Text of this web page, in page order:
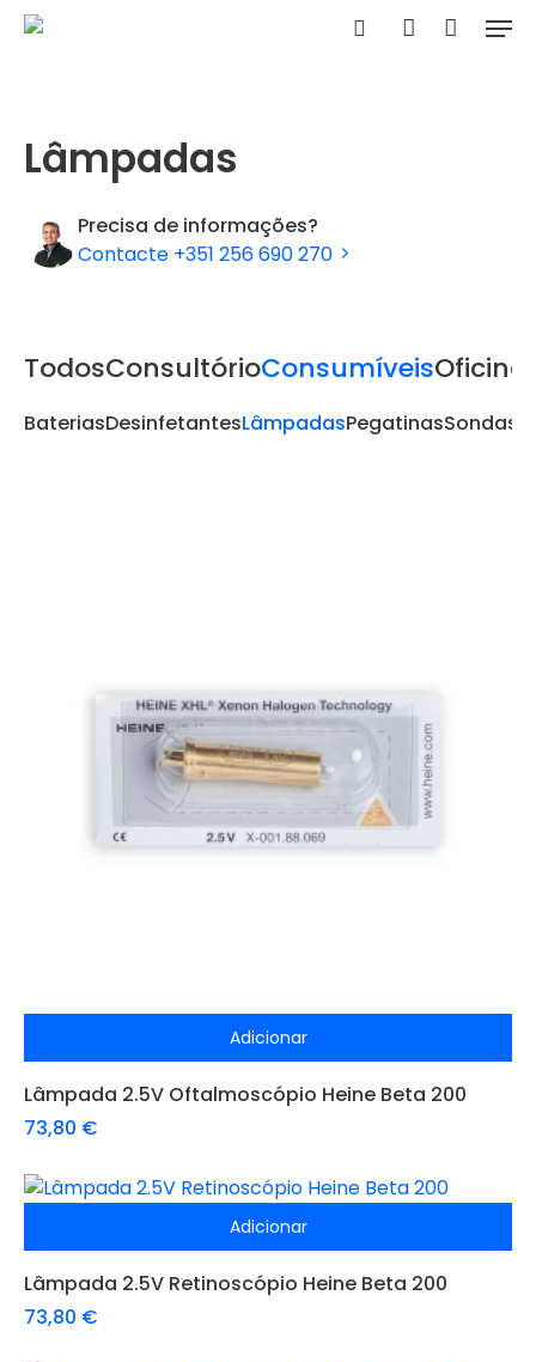
Skip
Lâmpadas
Precisa de informações?
Contacte +351 256 690 270
TodosConsultórioConsumíveisOficina
BateriasDesinfetantesLâmpadasPegatinasSondas
Adicionar
Lâmpada 2.5V Oftalmoscópio Heine Beta 200
73,80 €
Adicionar
Lâmpada 2.5V Retinoscópio Heine Beta 200
73,80 €